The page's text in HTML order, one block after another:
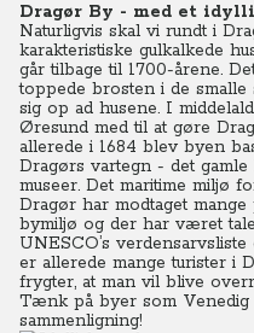
Dragør By - med et
Naturligvis skal vi rundt i
karakteristiske gulkalkede
går tilbage til 1700-årene.
toppede brosten i de
sig op ad husene. I
Øresund med til at gøre
allerede i 1684 blev byen
Dragørs vartegn - det
museer. Det maritime miljø
Dragør har modtaget
bymiljø og der har været
UNESCO’s
er allerede mange turister i
frygter, at man vil blive
Tænk på byer som
sammenligning!